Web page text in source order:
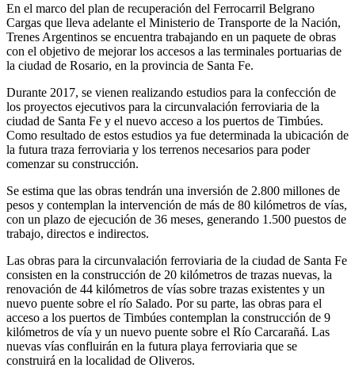
En el marco del plan de recuperación del Ferrocarril Belgrano
Cargas que lleva adelante el Ministerio de Transporte de la Nación,
Trenes Argentinos se encuentra trabajando en un paquete de obras
con el objetivo de mejorar los accesos a las terminales portuarias de
la ciudad de Rosario, en la provincia de Santa Fe.
Durante 2017, se vienen realizando estudios para la confección de
los proyectos ejecutivos para la circunvalación ferroviaria de la
ciudad de Santa Fe y el nuevo acceso a los puertos de Timbúes.
Como resultado de estos estudios ya fue determinada la ubicación de
la futura traza ferroviaria y los terrenos necesarios para poder
comenzar su construcción.
Se estima que las obras tendrán una inversión de 2.800 millones de
pesos y contemplan la intervención de más de 80 kilómetros de vías,
con un plazo de ejecución de 36 meses, generando 1.500 puestos de
trabajo, directos e indirectos.
Las obras para la circunvalación ferroviaria de la ciudad de Santa Fe
consisten en la construcción de 20 kilómetros de trazas nuevas, la
renovación de 44 kilómetros de vías sobre trazas existentes y un
nuevo puente sobre el río Salado. Por su parte, las obras para el
acceso a los puertos de Timbúes contemplan la construcción de 9
kilómetros de vía y un nuevo puente sobre el Río Carcarañá. Las
nuevas vías confluirán en la futura playa ferroviaria que se
construirá en la localidad de Oliveros.